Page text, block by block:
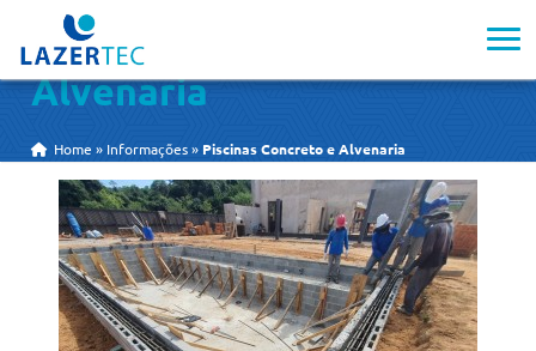
Piscinas Concreto e
Alvenaria
Home » Informações » Piscinas Concreto e Alvenaria